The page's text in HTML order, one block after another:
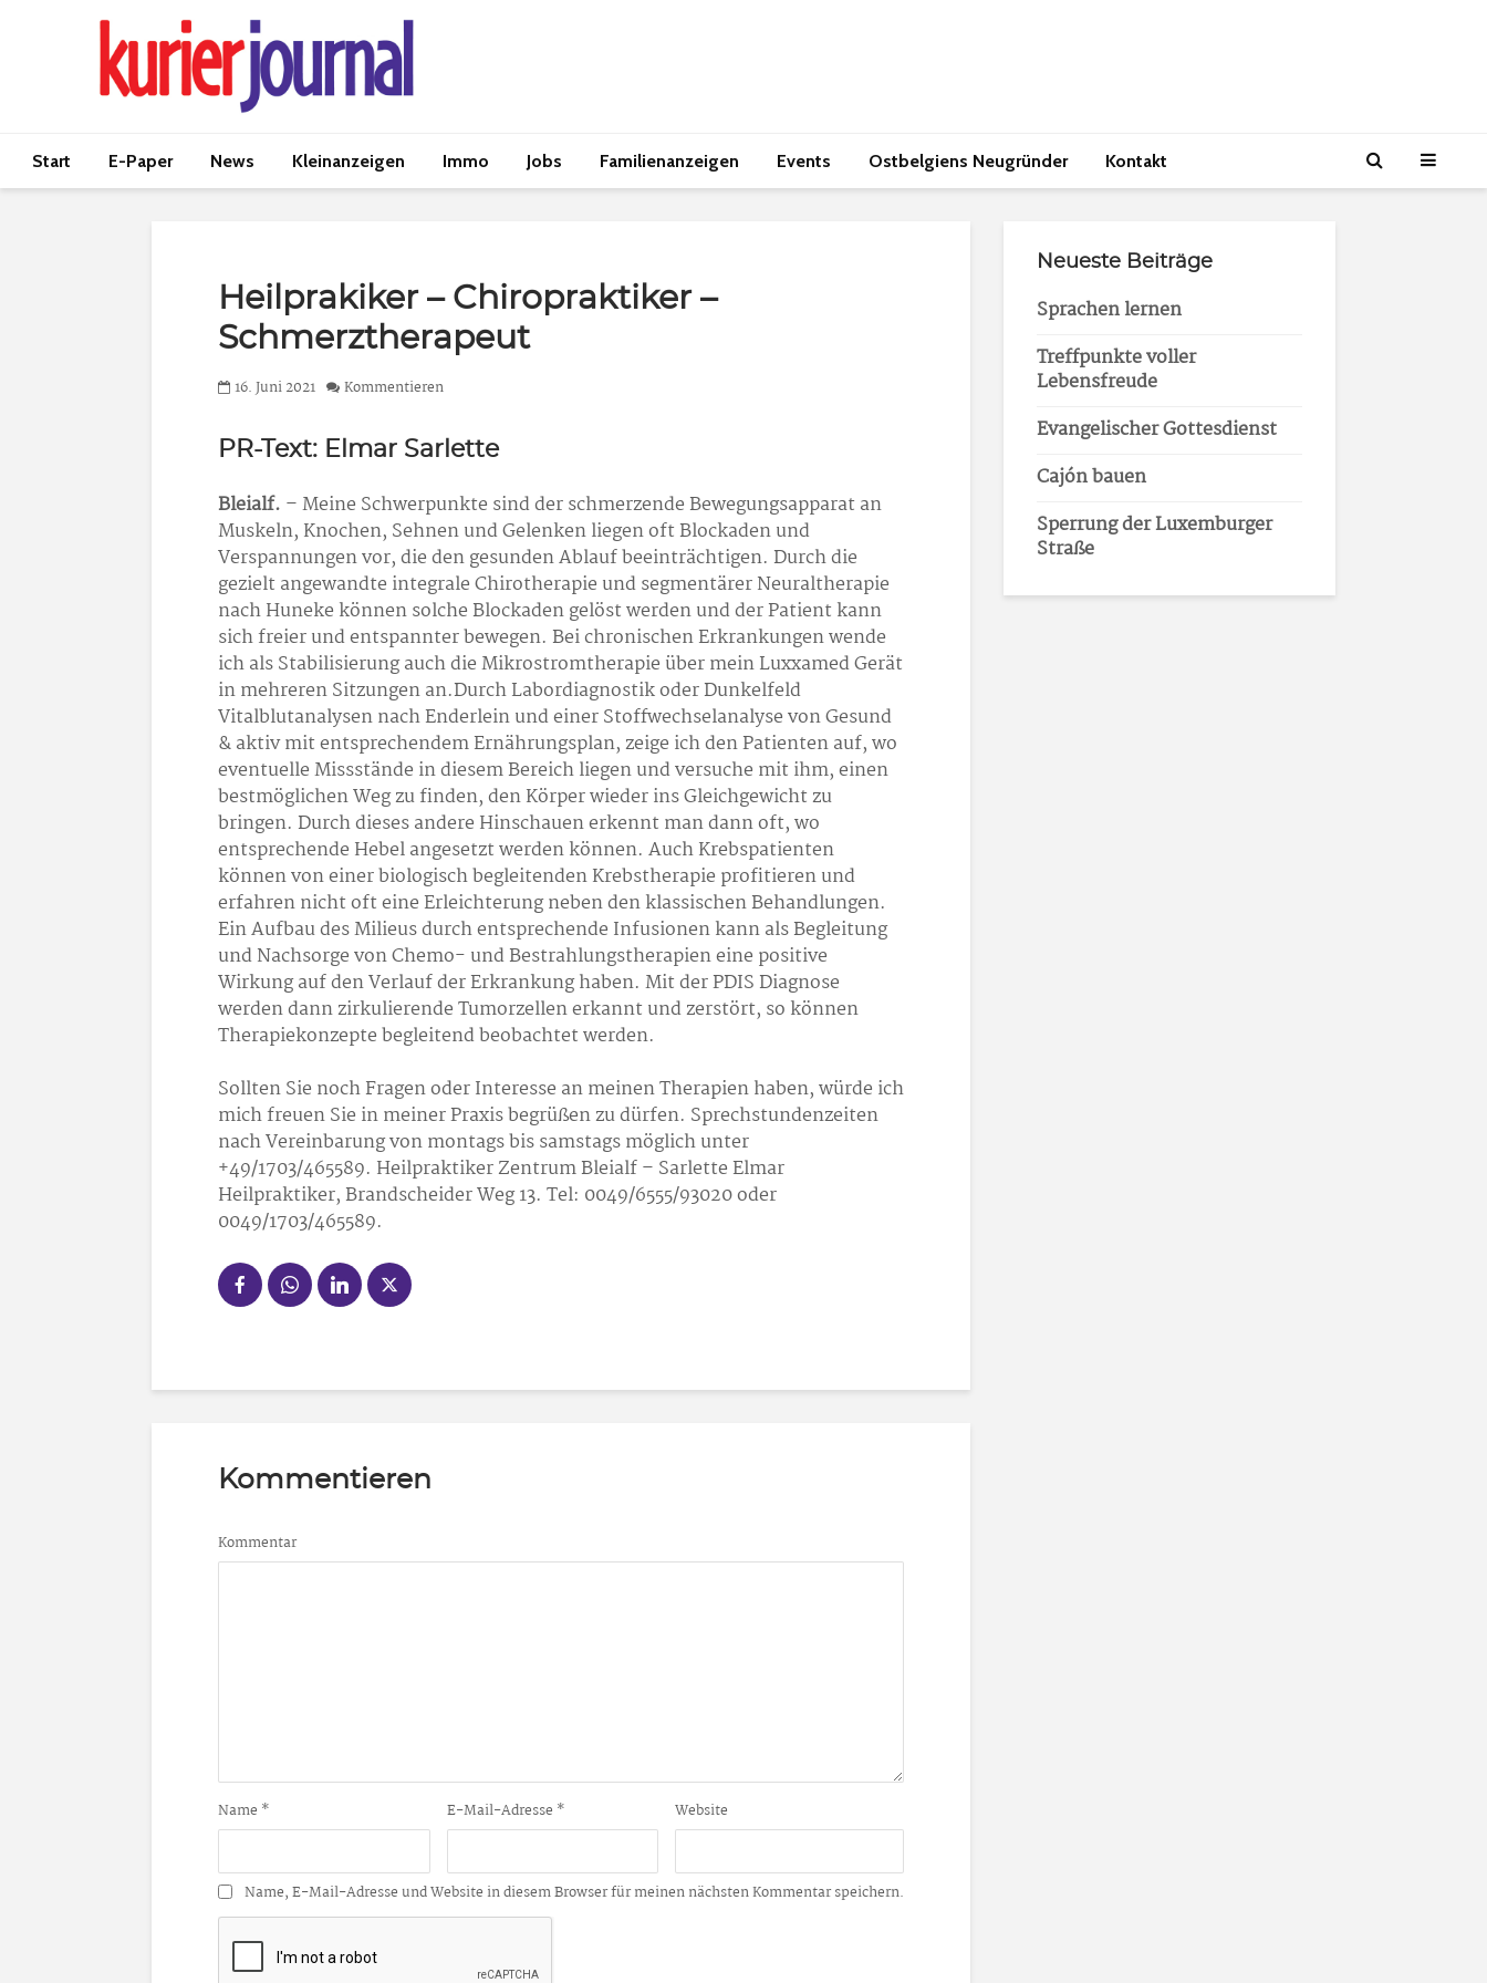
Start E-Paper News Kleinanzeigen Immo Jobs Familienanzeigen Events Ostbelgiens Neugründer Kontakt
Heilprakiker – Chiropraktiker –
Schmerztherapeut
16. Juni 2021 Kommentieren
PR-Text: Elmar Sarlette
Bleialf. – Meine Schwerpunkte sind der schmerzende Bewegungsapparat an
Muskeln, Knochen, Sehnen und Gelenken liegen oft Blockaden und
Verspannungen vor, die den gesunden Ablauf beeinträchtigen. Durch die
gezielt angewandte integrale Chirotherapie und segmentärer Neuraltherapie
nach Huneke können solche Blockaden gelöst werden und der Patient kann
sich freier und entspannter bewegen. Bei chronischen Erkrankungen wende
ich als Stabilisierung auch die Mikrostromtherapie über mein Luxxamed Gerät
in mehreren Sitzungen an.Durch Labordiagnostik oder Dunkelfeld
Vitalblutanalysen nach Enderlein und einer Stoffwechselanalyse von Gesund
& aktiv mit entsprechendem Ernährungsplan, zeige ich den Patienten auf, wo
eventuelle Missstände in diesem Bereich liegen und versuche mit ihm, einen
bestmöglichen Weg zu finden, den Körper wieder ins Gleichgewicht zu
bringen. Durch dieses andere Hinschauen erkennt man dann oft, wo
entsprechende Hebel angesetzt werden können. Auch Krebspatienten
können von einer biologisch begleitenden Krebstherapie profitieren und
erfahren nicht oft eine Erleichterung neben den klassischen Behandlungen.
Ein Aufbau des Milieus durch entsprechende Infusionen kann als Begleitung
und Nachsorge von Chemo- und Bestrahlungstherapien eine positive
Wirkung auf den Verlauf der Erkrankung haben. Mit der PDIS Diagnose
werden dann zirkulierende Tumorzellen erkannt und zerstört, so können
Therapiekonzepte begleitend beobachtet werden.
Sollten Sie noch Fragen oder Interesse an meinen Therapien haben, würde ich
mich freuen Sie in meiner Praxis begrüßen zu dürfen. Sprechstundenzeiten
nach Vereinbarung von montags bis samstags möglich unter
+49/1703/465589. Heilpraktiker Zentrum Bleialf – Sarlette Elmar
Heilpraktiker, Brandscheider Weg 13. Tel: 0049/6555/93020 oder
0049/1703/465589.
Kommentieren
Kommentar
Name * E-Mail-Adresse * Website
Name, E-Mail-Adresse und Website in diesem Browser für meinen nächsten Kommentar speichern.
Neueste Beiträge
Sprachen lernen
Treffpunkte voller
Lebensfreude
Evangelischer Gottesdienst
Cajón bauen
Sperrung der Luxemburger
Straße